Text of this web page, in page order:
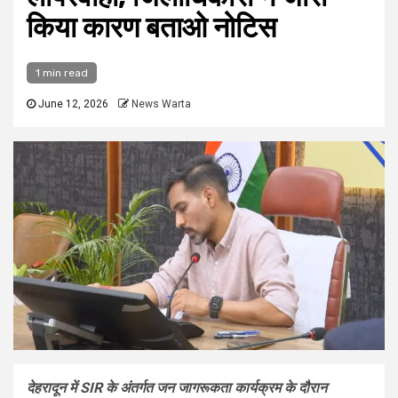
किया कारण बताओ नोटिस
1 min read
June 12, 2026 News Warta
देहरादून में SIR के अंतर्गत जन जागरूकता कार्यक्रम के दौरान